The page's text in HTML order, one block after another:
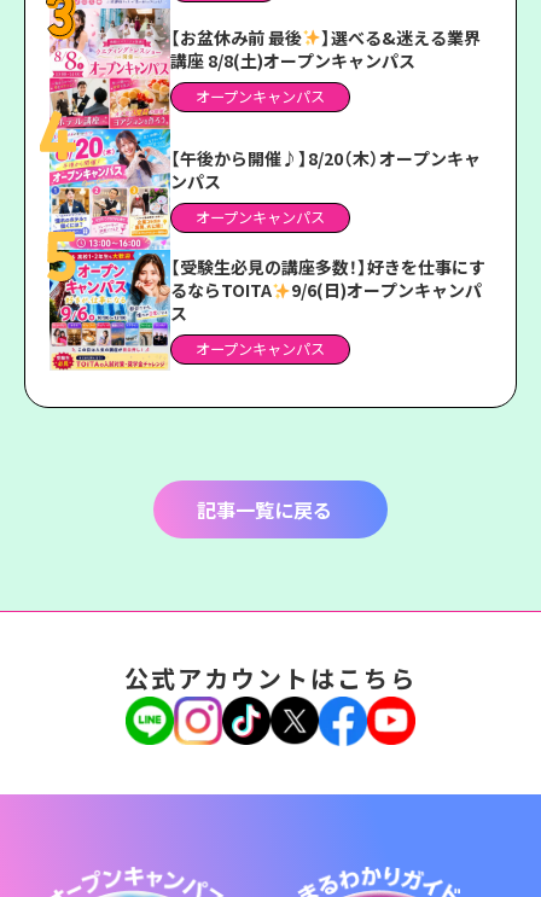
【お盆休み前 最後
】選べる&迷える業界
講座 8/8(土)オープンキャンパス
オープンキャンパス
【午後から開催♪】8/20（木）オープンキャ
ンパス
オープンキャンパス
【受験生必見の講座多数！】好きを仕事にす
るならTOITA
9/6(日)オープンキャンパ
ス
オープンキャンパス
記事一覧に戻る
公式アカウントはこちら